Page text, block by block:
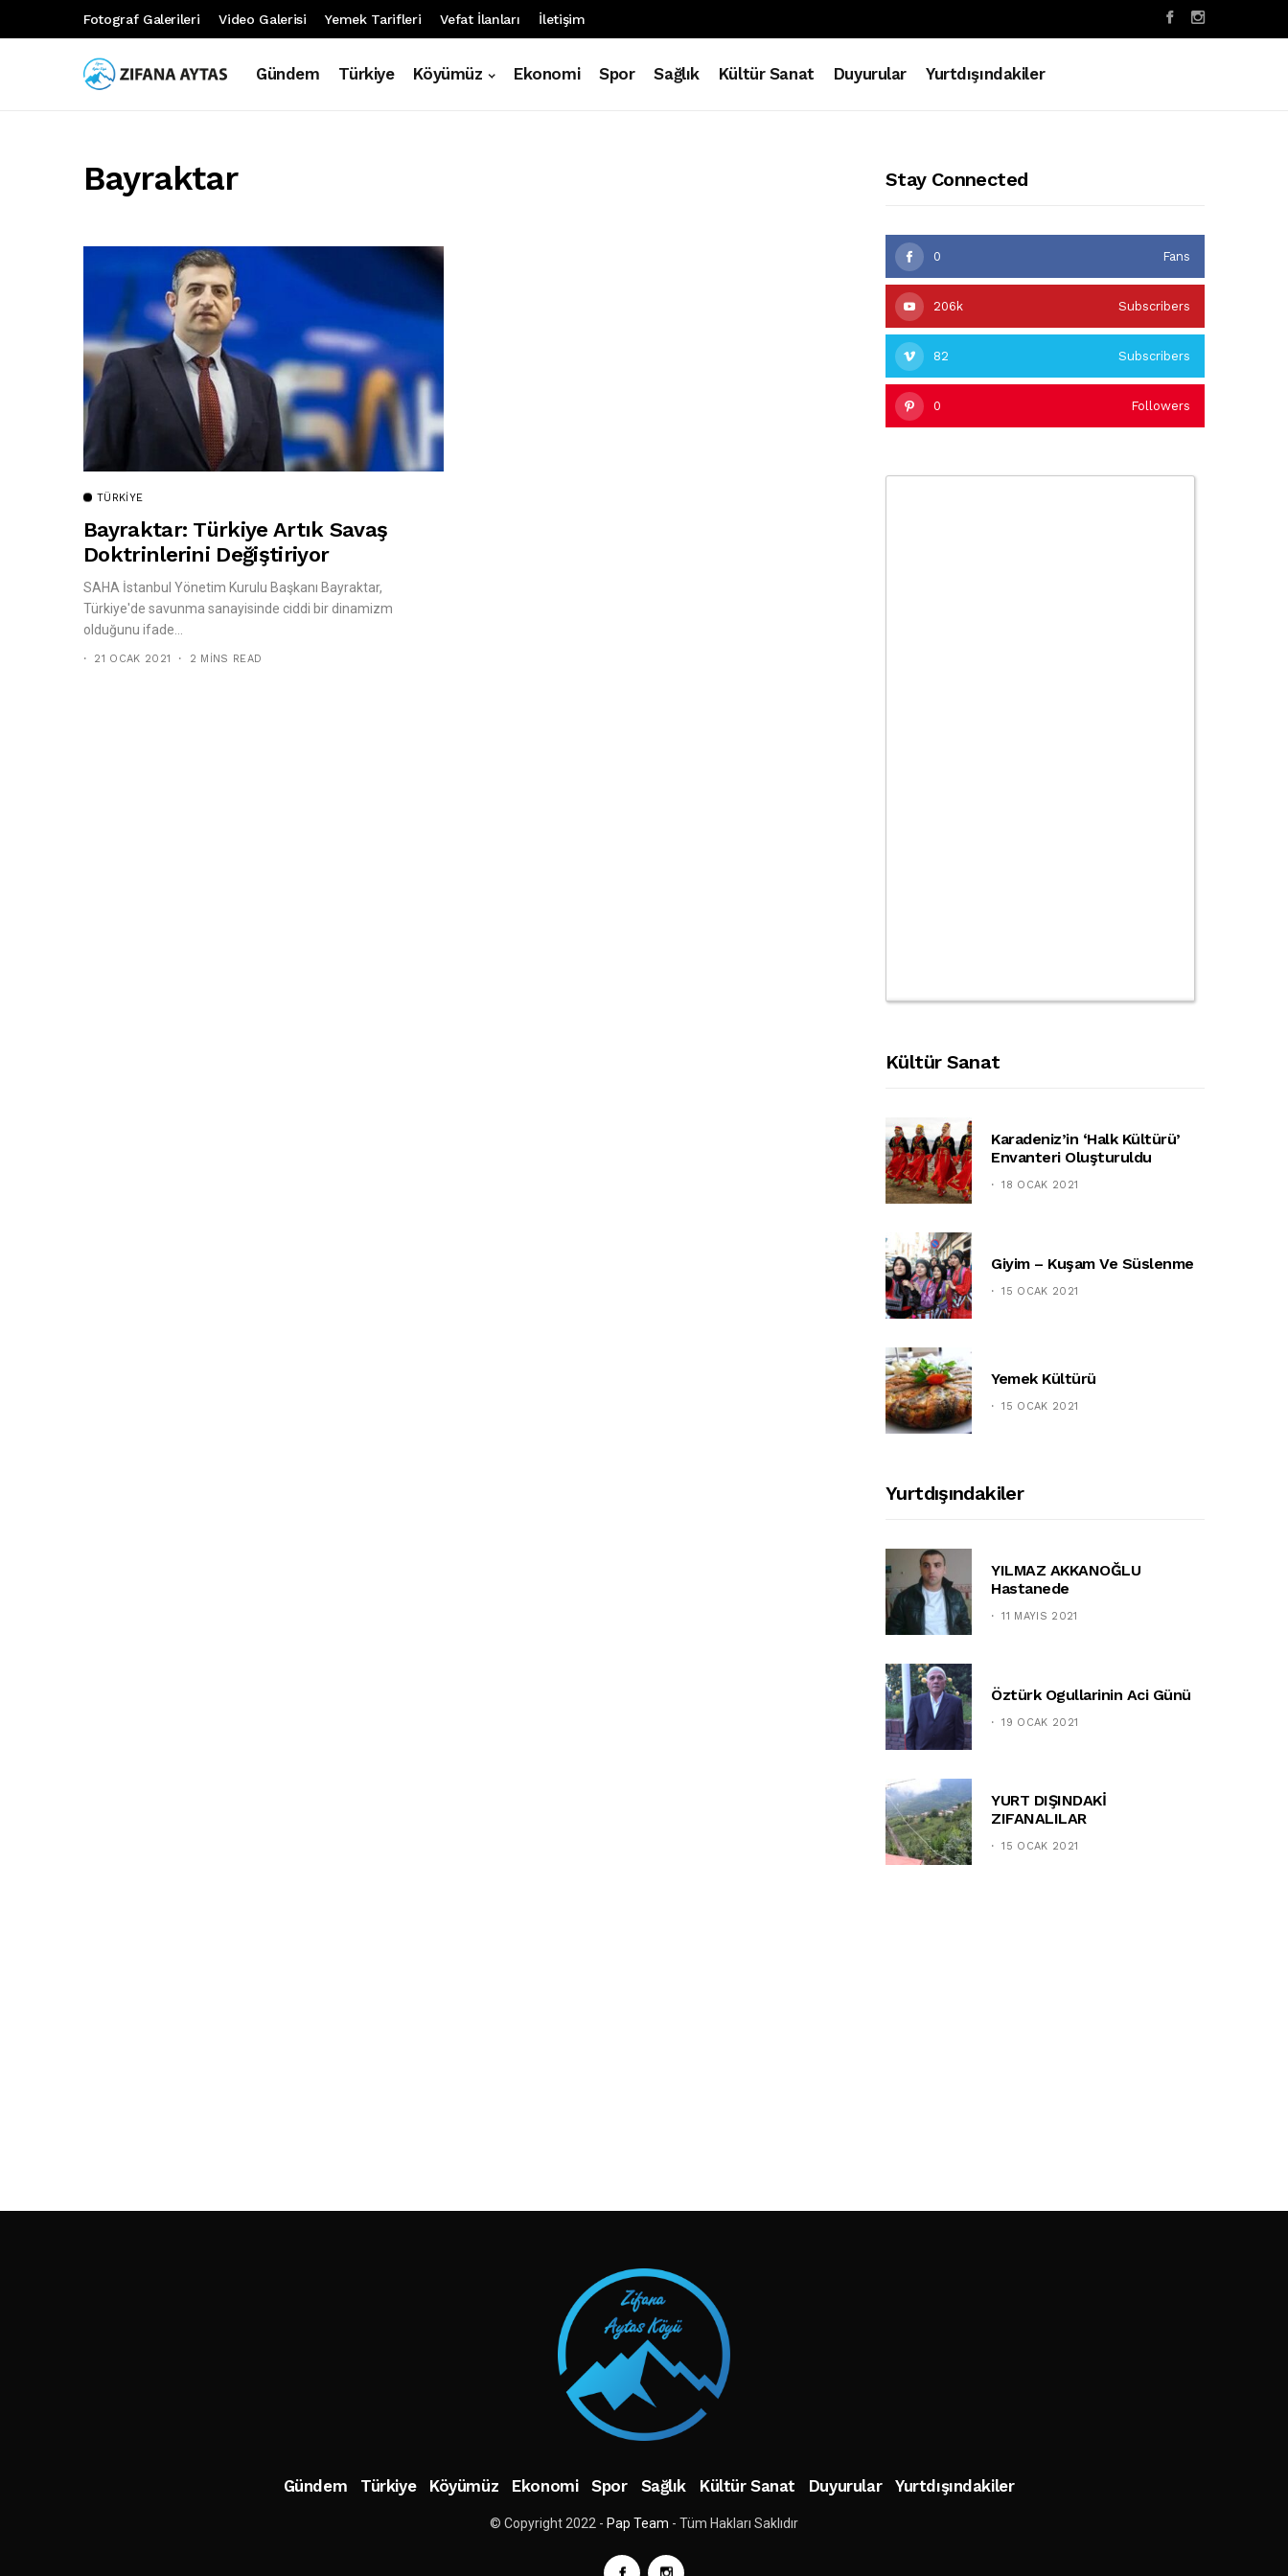
Fotograf Galerileri Video Galerisi Yemek Tarifleri Vefat İlanları İletişim
Gündem Türkiye Köyümüz Ekonomi Spor Sağlık Kültür Sanat Duyurular Yurtdışındakiler
Bayraktar
TÜRKIYE
Bayraktar: Türkiye Artık Savaş
Doktrinlerini Değiştiriyor
SAHA İstanbul Yönetim Kurulu Başkanı Bayraktar,
Türkiye'de savunma sanayisinde ciddi bir dinamizm
olduğunu ifade...
21 OCAK 2021 2 MINS READ
Stay Connected
0 Fans
206k Subscribers
82 Subscribers
0 Followers
Kültür Sanat
Karadeniz’in ‘halk Kültürü’
Envanteri Oluşturuldu
18 OCAK 2021
Giyim – Kuşam Ve Süslenme
15 OCAK 2021
Yemek Kültürü
15 OCAK 2021
Yurtdışındakiler
YILMAZ AKKANOĞLU
Hastanede
11 MAYIS 2021
Öztürk Ogullarinin Aci Günü
19 OCAK 2021
YURT DIŞINDAKİ
ZIFANALILAR
15 OCAK 2021
TAKIP ET
Gündem Türkiye Köyümüz Ekonomi Spor Sağlık Kültür Sanat Duyurular Yurtdışındakiler
© Copyright 2022 - Pap Team - Tüm Hakları Saklıdır